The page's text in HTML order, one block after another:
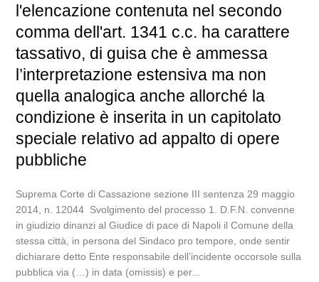
l'elencazione contenuta nel secondo
comma dell'art. 1341 c.c. ha carattere
tassativo, di guisa che è ammessa
l’interpretazione estensiva ma non
quella analogica anche allorché la
condizione è inserita in un capitolato
speciale relativo ad appalto di opere
pubbliche
Suprema Corte di Cassazione sezione III sentenza 29 maggio
2014, n. 12044 Svolgimento del processo 1. D.F.N. convenne
in giudizio dinanzi al Giudice di pace di Napoli il Comune della
stessa città, in persona del Sindaco pro tempore, onde sentir
dichiarare detto Ente responsabile dell’incidente occorsole sulla
pubblica via (…) in data (omissis) e per...